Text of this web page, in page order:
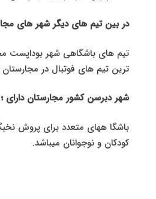
در بین تیم های دیگر شهر های
تیم های باشگاهی شهر بوداپست
ترین تیم های فوتبال در
شهر دبرسن کشور مجارستان دارای ؛
باشگا ههای متعدد برای پروش
کودکان و نوجوانان میباشد.